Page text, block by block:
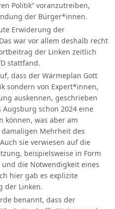
Politik“ voranzutreiben,
der Bürger*innen.
Erwiderung der
war vor allem deshalb recht
der Linken zeitlich
stattfand.
dass der Wärmeplan Gott
sondern von Expert*innen,
auskennen, geschrieben
schon 2024 eine
können, was aber am
Mehrheit des
sie verwiesen auf die
beispielsweise in Form
die Notwendigkeit eines
hier gab es explizite
der Linken.
benannt, dass der